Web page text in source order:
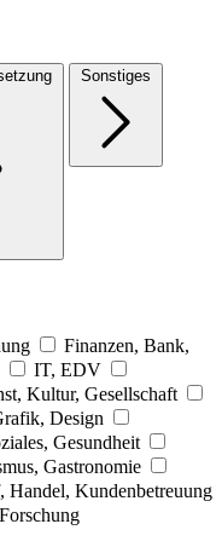
Sonstiges
Finanzen, Bank,
IT, EDV
Kultur, Gesellschaft
Design
Gesundheit
Gastronomie
Handel, Kundenbetreuung